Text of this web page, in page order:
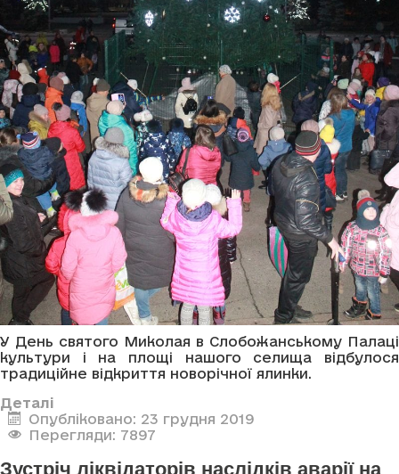
У День святого Миколая в Слобожанському Палаці
культури і на площі нашого селища відбулося
традиційне відкриття новорічної ялинки.
Деталі
Опубліковано: 23 грудня 2019
Перегляди: 7897
Зустріч ліквідаторів наслідків аварії на